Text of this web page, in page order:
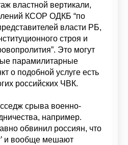
властной вертикали,
КСОР ОДКБ “по
власти РБ,
строя и
Это могут
парамилитарные
о подобной услуге есть
российских ЧВК.
срыва военно-
например.
обвинил россиян, что
и вообще мешают